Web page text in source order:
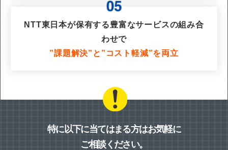
NTT東日本が保有する豊富なサービスの組み合
わせで
”課題解決”と”コスト軽減”を両立
特に以下に当てはまる方はお気軽に
ご相談ください。